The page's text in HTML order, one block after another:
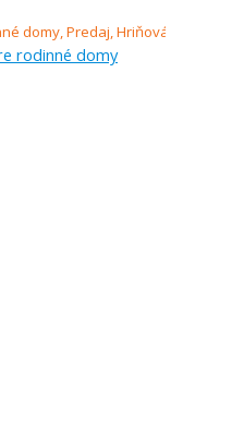
rodinné domy